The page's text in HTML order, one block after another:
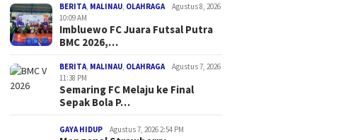
BERITA MALINAU OLAHRAGA
Agustus 8, 2026
10:09 AM
Imbluewo FC Juara Futsal Putra
BMC 2026,…
BERITA MALINAU OLAHRAGA
Agustus 7, 2026
11:38 PM
Semaring FC Melaju ke Final
Sepak Bola P…
GAYA HIDUP Agustus 7, 2026 2:54 PM